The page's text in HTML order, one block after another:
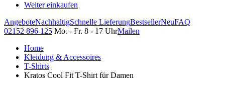
Weiter einkaufen
AngeboteNachhaltigSchnelle LieferungBestsellerNeuFAQ
02152 896 125 Mo. - Fr. 8 - 17 UhrMailen
Home
Kleidung & Accessoires
T-Shirts
Kratos Cool Fit T-Shirt für Damen